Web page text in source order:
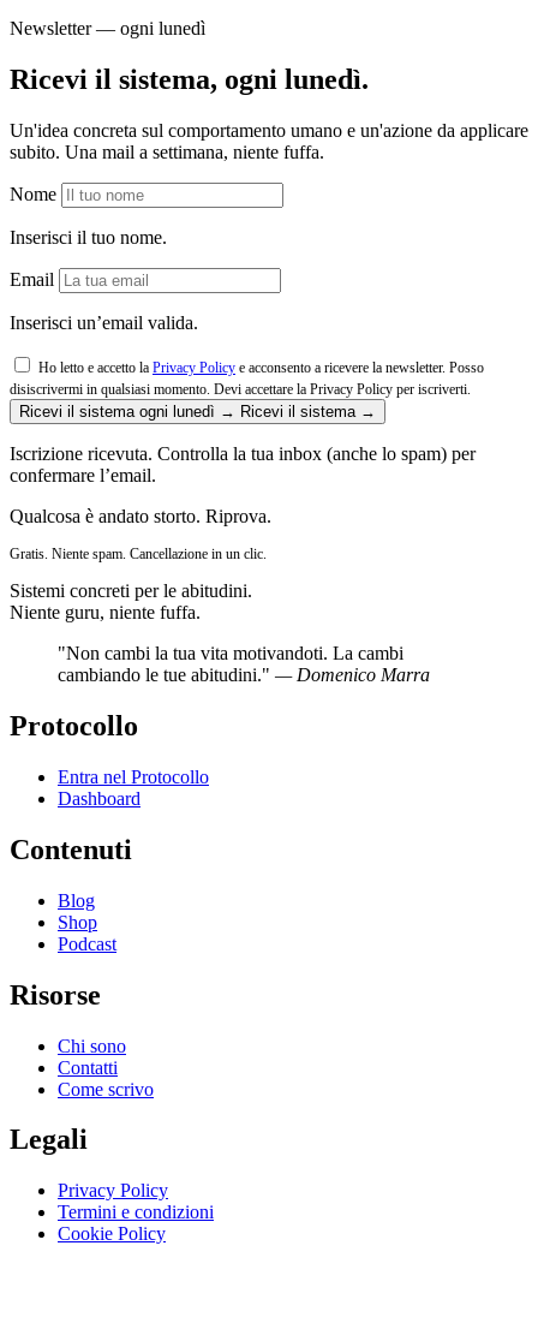
Newsletter — ogni lunedì
Ricevi il sistema, ogni lunedì.
Un'idea concreta sul comportamento umano e un'azione da applicare
subito. Una mail a settimana, niente fuffa.
Nome
Inserisci il tuo nome.
Email
Inserisci un’email valida.
Ho letto e accetto la Privacy Policy e acconsento a ricevere la newsletter. Posso
disiscrivermi in qualsiasi momento. Devi accettare la Privacy Policy per iscriverti.
Ricevi il sistema ogni lunedì → Ricevi il sistema →
Iscrizione ricevuta. Controlla la tua inbox (anche lo spam) per
confermare l’email.
Qualcosa è andato storto. Riprova.
Gratis. Niente spam. Cancellazione in un clic.
Sistemi concreti per le abitudini.
Niente guru, niente fuffa.
"Non cambi la tua vita motivandoti. La cambi
cambiando le tue abitudini." — Domenico Marra
Protocollo
Entra nel Protocollo
Dashboard
Contenuti
Blog
Shop
Podcast
Risorse
Chi sono
Contatti
Come scrivo
Legali
Privacy Policy
Termini e condizioni
Cookie Policy